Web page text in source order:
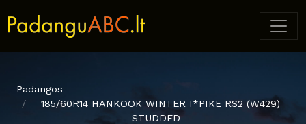
Padangos
185/60R14 HANKOOK WINTER I*PIKE RS2 (W429)
STUDDED